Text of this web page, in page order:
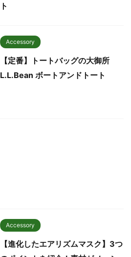
ト
Accessory
【定番】トートバッグの大御所
L.L.Bean ボートアンドトート
Accessory
【進化したエアリズムマスク】3つ